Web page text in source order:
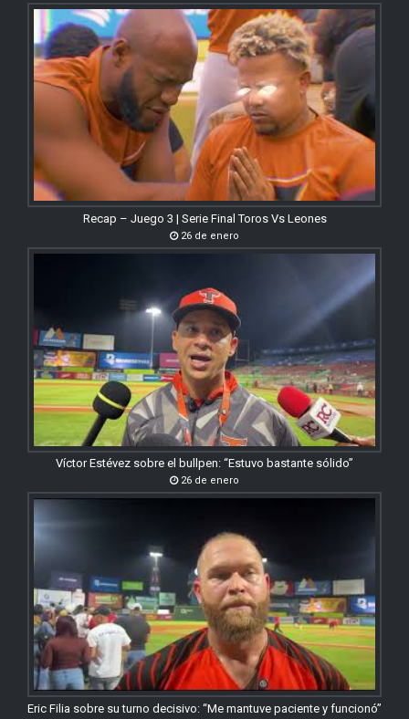
Recap – Juego 3 | Serie Final Toros Vs Leones
26 de enero
Víctor Estévez sobre el bullpen: “Estuvo bastante sólido”
26 de enero
Eric Filia sobre su turno decisivo: “Me mantuve paciente y funcionó”